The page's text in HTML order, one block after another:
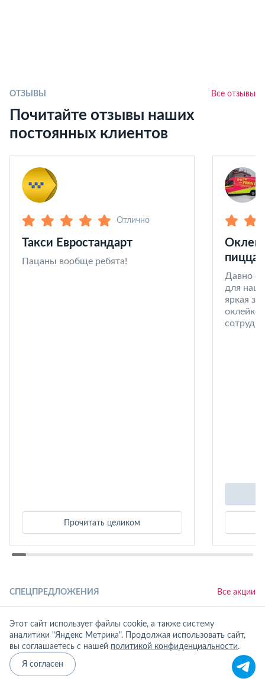
ОТЗЫВЫ Все отзывы
Почитайте отзывы наших
постоянных клиентов
Отлично
Такси Евростандарт
Пацаны вообще ребята!
Прочитать целиком
пицца
Давно
для
яркая
оклейке
СПЕЦПРЕДЛОЖЕНИЯ Все акции
Этот сайт использует файлы cookie, а также систему
аналитики "Яндекс Метрика". Продолжая использовать сайт,
вы соглашаетесь с нашей политикой конфиденциальности.
Я согласен